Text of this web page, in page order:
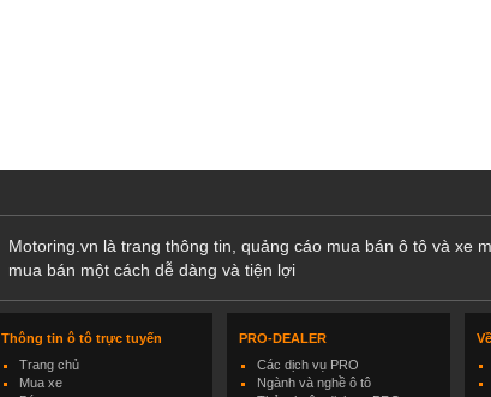
Motoring.vn là trang thông tin, quảng cáo mua bán ô tô và xe
mua bán một cách dễ dàng và tiện lợi
Thông tin ô tô trực tuyến
Trang chủ
Mua xe
PRO-DEALER
Các dịch vụ PRO
Ngành và nghề ô tô